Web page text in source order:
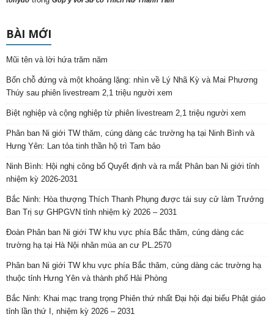
BÀI MỚI
Mũi tên và lời hứa trăm năm
Bốn chỗ đứng và một khoảng lặng: nhìn về Lý Nhã Kỳ và Mai Phương
Thúy sau phiên livestream 2,1 triệu người xem
Biệt nghiệp và cộng nghiệp từ phiên livestream 2,1 triệu người xem
Phân ban Ni giới TW thăm, cúng dàng các trường hạ tại Ninh Bình và
Hưng Yên: Lan tỏa tinh thần hộ trì Tam bảo
Ninh Bình: Hội nghị công bố Quyết định và ra mắt Phân ban Ni giới tỉnh
nhiệm kỳ 2026-2031
Bắc Ninh: Hòa thượng Thích Thanh Phụng được tái suy cử làm Trưởng
Ban Trị sự GHPGVN tỉnh nhiệm kỳ 2026 – 2031
Đoàn Phân ban Ni giới TW khu vực phía Bắc thăm, cúng dàng các
trường hạ tại Hà Nội nhân mùa an cư PL.2570
Phân ban Ni giới TW khu vực phía Bắc thăm, cúng dàng các trường hạ
thuộc tỉnh Hưng Yên và thành phố Hải Phòng
Bắc Ninh: Khai mạc trang trọng Phiên thứ nhất Đại hội đại biểu Phật giáo
tỉnh lần thứ I, nhiệm kỳ 2026 – 2031